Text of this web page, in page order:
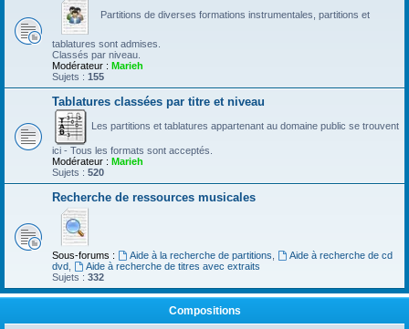
Partitions de diverses formations instrumentales, partitions et
tablatures sont admises.
Classés par niveau.
Modérateur : Marieh
Sujets : 155
Tablatures classées par titre et niveau
Les partitions et tablatures appartenant au domaine public se trouvent
ici - Tous les formats sont acceptés.
Modérateur : Marieh
Sujets : 520
Recherche de ressources musicales
Sous-forums : Aide à la recherche de partitions
Aide à recherche de cd
dvd
Aide à recherche de titres avec extraits
Sujets : 332
Compositions